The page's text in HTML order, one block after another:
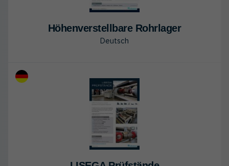
Hö­hen­ver­stell­ba­re Rohr­la­ger
Deutsch